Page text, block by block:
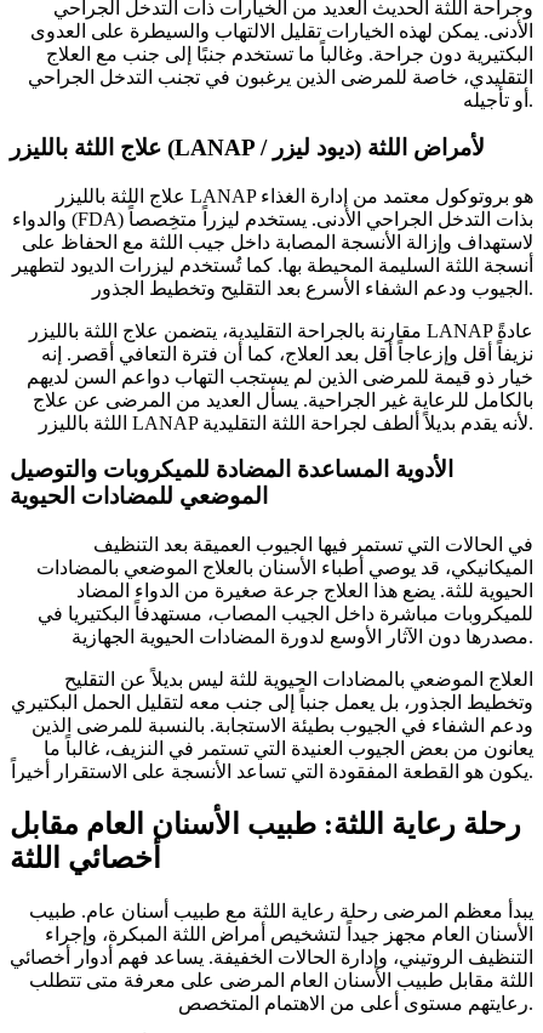
وجراحة اللثة الحديث العديد من الخيارات ذات التدخل الجراحي
الأدنى. يمكن لهذه الخيارات تقليل الالتهاب والسيطرة على العدوى
البكتيرية دون جراحة. وغالباً ما تستخدم جنبًا إلى جنب مع العلاج
التقليدي، خاصة للمرضى الذين يرغبون في تجنب التدخل الجراحي
أو تأجيله.
علاج اللثة بالليزر (LANAP / ديود ليزر) لأمراض اللثة
علاج اللثة بالليزر LANAP هو بروتوكول معتمد من إدارة الغذاء
والدواء (FDA) بذات التدخل الجراحي الأدنى. يستخدم ليزراً متخِصصاً
لاستهداف وإزالة الأنسجة المصابة داخل جيب اللثة مع الحفاظ على
أنسجة اللثة السليمة المحيطة بها. كما تُستخدم ليزرات الديود لتطهير
الجيوب ودعم الشفاء الأسرع بعد التقليح وتخطيط الجذور.
مقارنة بالجراحة التقليدية، يتضمن علاج اللثة بالليزر LANAP عادةً
نزيفاً أقل وإزعاجاً أقل بعد العلاج، كما أن فترة التعافي أقصر. إنه
خيار ذو قيمة للمرضى الذين لم يستجب التهاب دواعم السن لديهم
بالكامل للرعاية غير الجراحية. يسأل العديد من المرضى عن علاج
اللثة بالليزر LANAP لأنه يقدم بديلاً ألطف لجراحة اللثة التقليدية.
الأدوية المساعدة المضادة للميكروبات والتوصيل
الموضعي للمضادات الحيوية
في الحالات التي تستمر فيها الجيوب العميقة بعد التنظيف
الميكانيكي، قد يوصي أطباء الأسنان بالعلاج الموضعي بالمضادات
الحيوية للثة. يضع هذا العلاج جرعة صغيرة من الدواء المضاد
للميكروبات مباشرة داخل الجيب المصاب، مستهدفاً البكتيريا في
مصدرها دون الآثار الأوسع لدورة المضادات الحيوية الجهازية.
العلاج الموضعي بالمضادات الحيوية للثة ليس بديلاً عن التقليح
وتخطيط الجذور، بل يعمل جنباً إلى جنب معه لتقليل الحمل البكتيري
ودعم الشفاء في الجيوب بطيئة الاستجابة. بالنسبة للمرضى الذين
يعانون من بعض الجيوب العنيدة التي تستمر في النزيف، غالباً ما
يكون هو القطعة المفقودة التي تساعد الأنسجة على الاستقرار أخيراً.
رحلة رعاية اللثة: طبيب الأسنان العام مقابل
أخصائي اللثة
يبدأ معظم المرضى رحلة رعاية اللثة مع طبيب أسنان عام. طبيب
الأسنان العام مجهز جيداً لتشخيص أمراض اللثة المبكرة، وإجراء
التنظيف الروتيني، وإدارة الحالات الخفيفة. يساعد فهم أدوار أخصائي
اللثة مقابل طبيب الأسنان العام المرضى على معرفة متى تتطلب
رعايتهم مستوى أعلى من الاهتمام المتخصص.